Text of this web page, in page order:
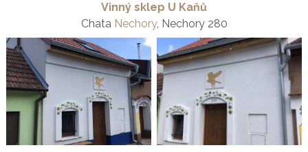
Vinný sklep U Kaňů
Chata Nechory, Nechory 280